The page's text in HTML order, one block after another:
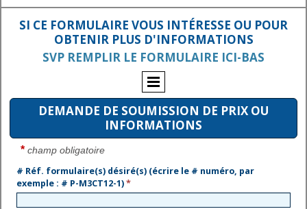
SI CE FORMULAIRE VOUS INTÉRESSE OU POUR
OBTENIR PLUS D'INFORMATIONS
SVP REMPLIR LE FORMULAIRE ICI-BAS
DEMANDE DE SOUMISSION DE PRIX OU
INFORMATIONS
* champ obligatoire
# Réf. formulaire(s) désiré(s) (écrire le # numéro, par
exemple : # P-M3CT12-1)*